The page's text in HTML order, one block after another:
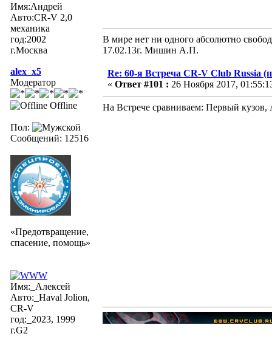
Имя:Андрей
Авто:CR-V 2,0
механика
год:2002
г.Москва
В мире нет ни одного абсолютно
17.02.13г. Мишин А.П.
alex_x5
Модератор
Offline
Пол:
Сообщений: 12516
«Предотвращение,
спасение, помощь»
Имя:_Алексей
Авто:_Haval Jolion,
CR-V
год:_2023, 1999
г.G2
Re: 60-я Встреча CR-V Club Russia
« Ответ #101 : 26 Ноября 2017,
На Встрече сравниваем: Первый